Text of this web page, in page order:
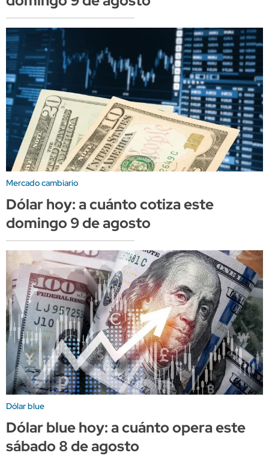
Mercado cambiario
Dólar hoy: a cuánto cotiza este
domingo 9 de agosto
Dólar blue
Dólar blue hoy: a cuánto opera este
sábado 8 de agosto